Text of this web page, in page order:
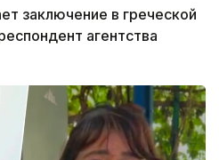
заключение в греческой
агентства